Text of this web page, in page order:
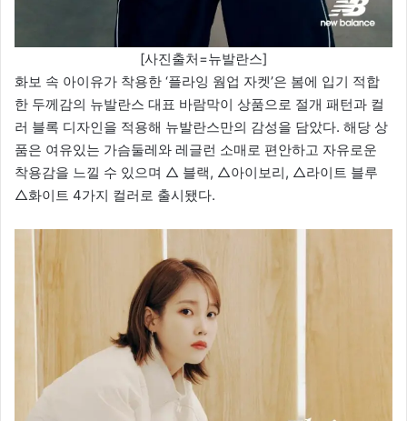
[사진출처=뉴발란스]
화보 속 아이유가 착용한 ‘플라잉 웜업 자켓’은 봄에 입기 적합
한 두께감의 뉴발란스 대표 바람막이 상품으로 절개 패턴과 컬
러 블록 디자인을 적용해 뉴발란스만의 감성을 담았다. 해당 상
품은 여유있는 가슴둘레와 레글런 소매로 편안하고 자유로운
착용감을 느낄 수 있으며 △ 블랙, △아이보리, △라이트 블루
△화이트 4가지 컬러로 출시됐다.